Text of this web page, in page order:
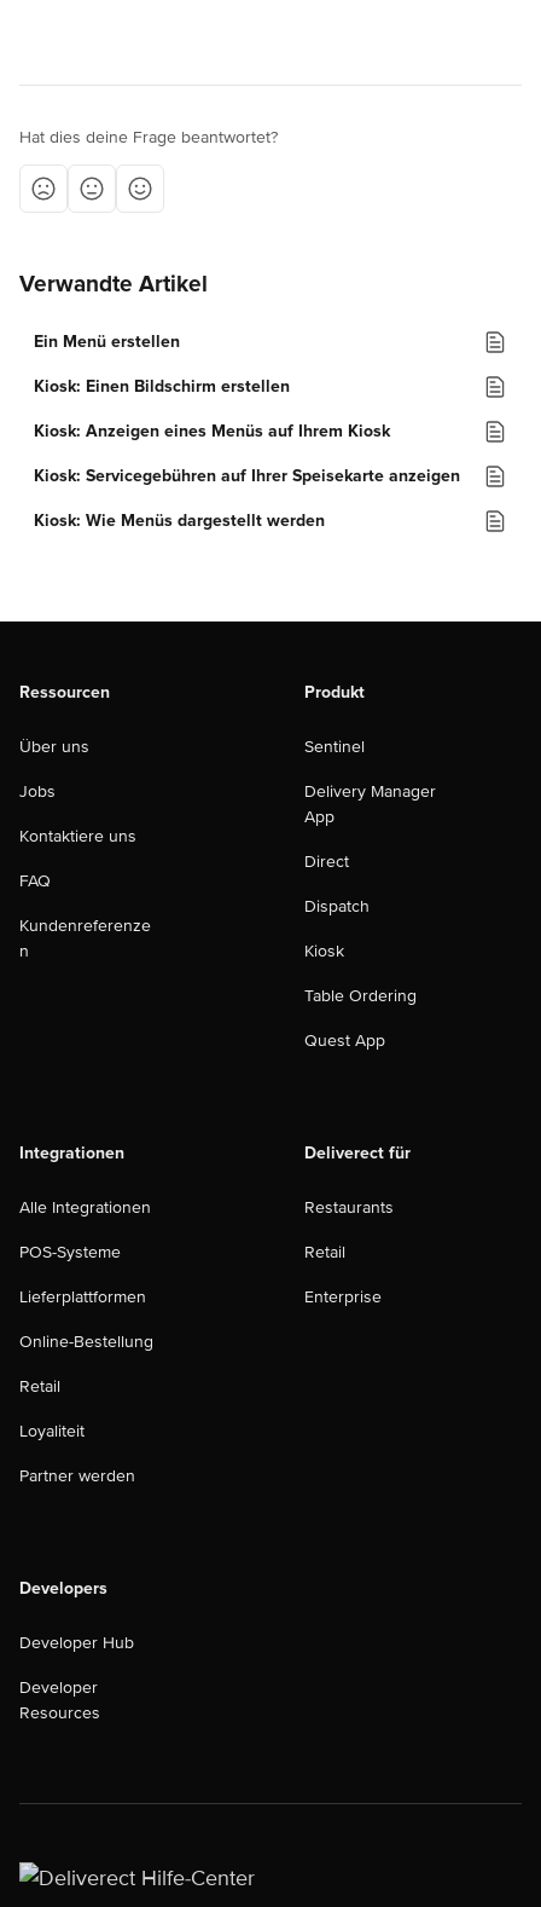
Hat dies deine Frage beantwortet?
Verwandte Artikel
Ein Menü erstellen
Kiosk: Einen Bildschirm erstellen
Kiosk: Anzeigen eines Menüs auf Ihrem Kiosk
Kiosk: Servicegebühren auf Ihrer Speisekarte anzeigen
Kiosk: Wie Menüs dargestellt werden
Ressourcen
Über uns
Jobs
Kontaktiere uns
FAQ
Kundenreferenze
n
Produkt
Sentinel
Delivery Manager
App
Direct
Dispatch
Kiosk
Table Ordering
Quest App
Integrationen
Alle Integrationen
POS-Systeme
Lieferplattformen
Online-Bestellung
Retail
Loyaliteit
Partner werden
Deliverect für
Restaurants
Retail
Enterprise
Developers
Developer Hub
Developer
Resources